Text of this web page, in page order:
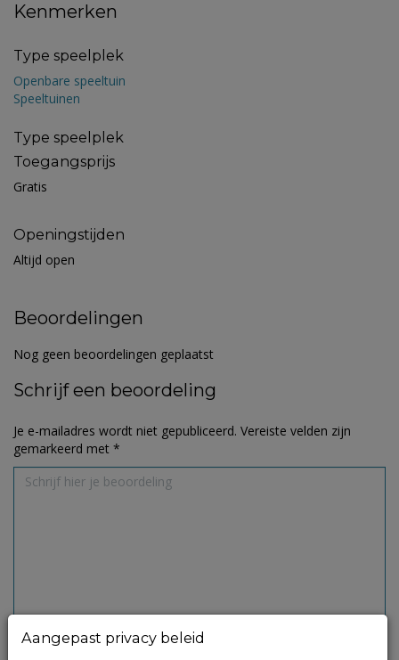
Kenmerken
Type speelplek
Openbare speeltuin
Speeltuinen
Type speelplek
Toegangsprijs
Gratis
Openingstijden
Altijd open
Beoordelingen
Nog geen beoordelingen geplaatst
Schrijf een beoordeling
Je e-mailadres wordt niet gepubliceerd. Vereiste velden zijn
gemarkeerd met *
Aangepast privacy beleid